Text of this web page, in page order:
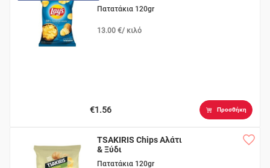
Πατατάκια 120gr
13.00 €/ κιλό
€1.56 Προσθήκη
TSAKIRIS Chips Αλάτι
& Ξύδι
Πατατάκια 120gr